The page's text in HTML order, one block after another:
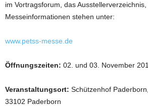
im Vortragsforum, das
Messeinformationen stehen unter:
www.petss-messe.de
Öffnungszeiten: 02. und 03. November
Veranstaltungsort: Schützenhof
33102 Paderborn